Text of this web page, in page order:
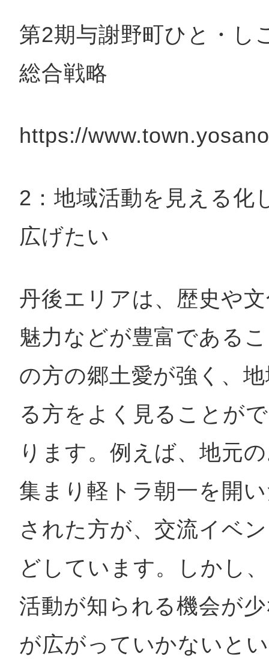
第2期与謝野町ひと・し
総合戦略
https://
2：地域活動を見える化
広げたい
丹後エリアは、歴史や
魅力などが豊富である
の方の郷土愛が強く、
る方をよく見ることが
ります。例えば、地元
集まり軽トラ朝一を開
された方が、交流イベ
どしています。しかし
活動が知られる機会が
が広がっていかないと